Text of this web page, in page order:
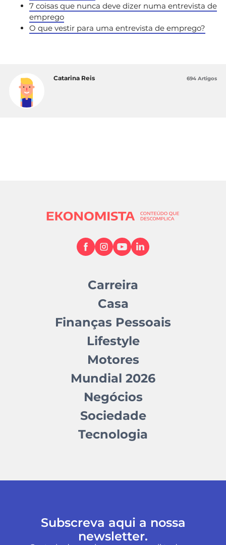
7 coisas que nunca deve dizer numa entrevista de
emprego
O que vestir para uma entrevista de emprego?
Catarina Reis 694 Artigos
Carreira
Casa
Finanças Pessoais
Lifestyle
Motores
Mundial 2026
Negócios
Sociedade
Tecnologia
Subscreva aqui a nossa
newsletter.